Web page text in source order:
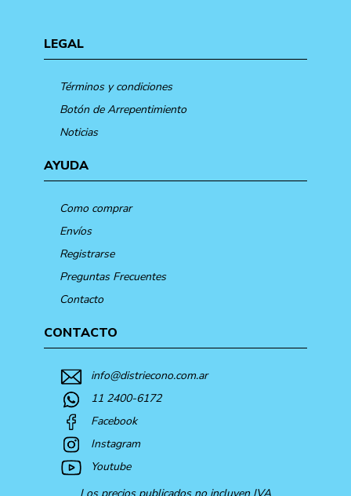
LEGAL
Términos y condiciones
Botón de Arrepentimiento
Noticias
AYUDA
Como comprar
Envíos
Registrarse
Preguntas Frecuentes
Contacto
CONTACTO
info@distriecono.com.ar
11 2400-6172
Facebook
Instagram
Youtube